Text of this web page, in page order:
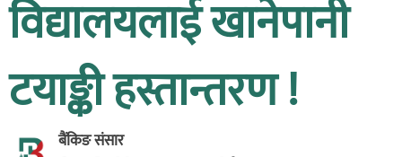
विद्यालयलाई खानेपानी
टयाङ्की हस्तान्तरण !
बैंकिङ संसार